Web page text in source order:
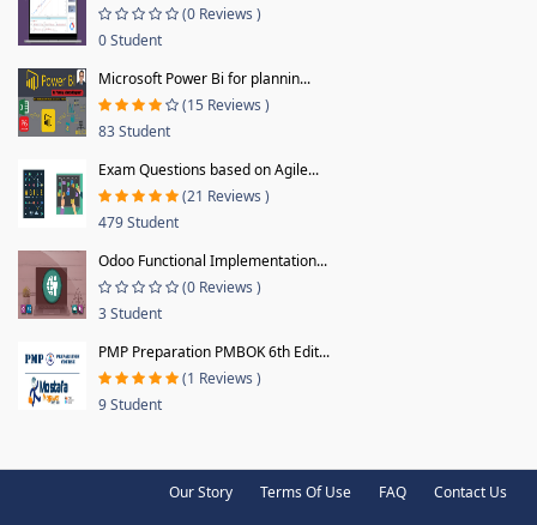
(0 Reviews )
0 Student
Microsoft Power Bi for plannin...
(15 Reviews )
83 Student
Exam Questions based on Agile...
(21 Reviews )
479 Student
Odoo Functional Implementation...
(0 Reviews )
3 Student
PMP Preparation PMBOK 6th Edit...
(1 Reviews )
9 Student
Our Story Terms Of Use FAQ Contact Us